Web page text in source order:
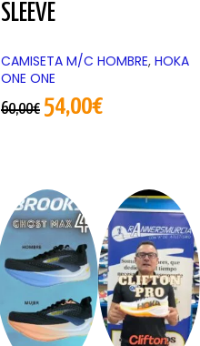
SLEEVE
CAMISETA M/C HOMBRE, HOKA
ONE ONE
60,00€ 54,00€